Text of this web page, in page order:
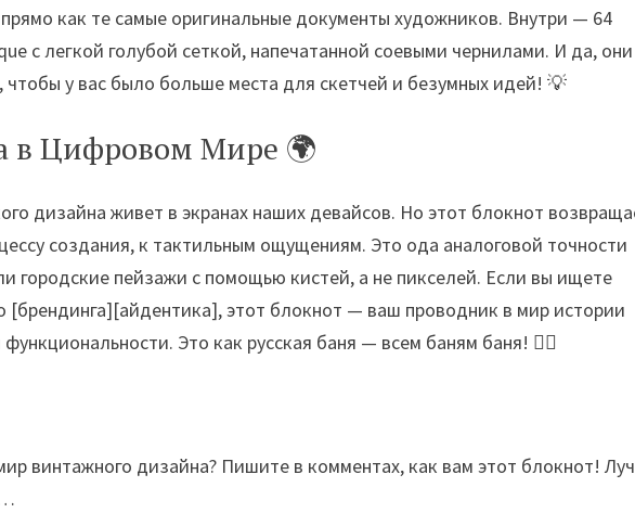
как те самые оригинальные документы художников. Внутри — 64
с легкой голубой сеткой, напечатанной соевыми чернилами. И да, они
у вас было больше места для скетчей и безумных идей! 💡
в Цифровом Мире 🌍
дизайна живет в экранах наших девайсов. Но этот блокнот
создания, к тактильным ощущениям. Это ода аналоговой точности
городские пейзажи с помощью кистей, а не пикселей. Если вы ищете
[брендинга][айдентика], этот блокнот — ваш проводник в мир истории
Это как русская баня — всем баням баня! 🧖‍♀️
винтажного дизайна? Пишите в комментах, как вам этот блокнот!